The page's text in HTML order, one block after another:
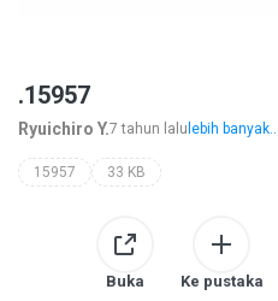
.15957
Ryuichiro Y.7 tahun lalu lebih banyak...
15957 33 KB
Buka Ke pustaka